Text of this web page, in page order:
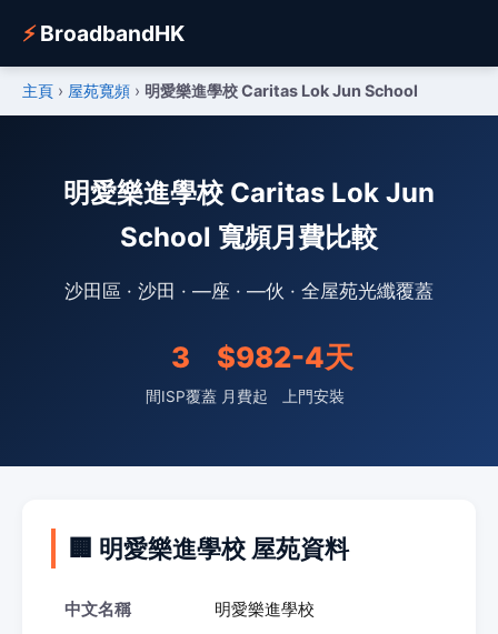
⚡BroadbandHK
主頁 › 屋苑寬頻 › 明愛樂進學校 Caritas Lok Jun School
明愛樂進學校 Caritas Lok Jun
School 寬頻月費比較
沙田區 · 沙田 · —座 · —伙 · 全屋苑光纖覆蓋
3
間ISP覆蓋
$98
月費起
2-4天
上門安裝
🏢 明愛樂進學校 屋苑資料
中文名稱 明愛樂進學校